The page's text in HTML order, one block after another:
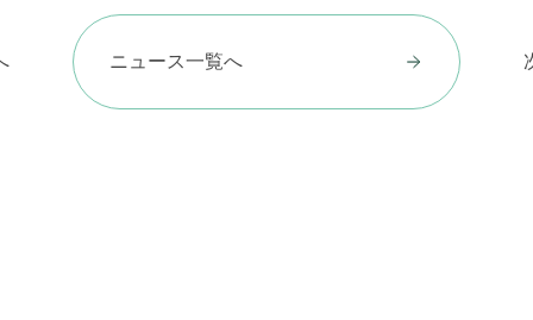
ニュース一覧へ